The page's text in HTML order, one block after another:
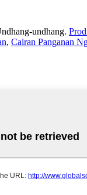
undhang.
, Cairan Panganan